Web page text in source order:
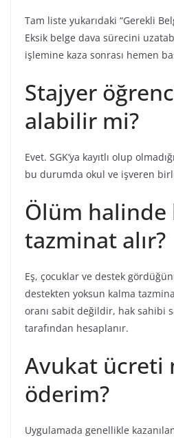
Tam liste yukarıdaki “Gerekli
Eksik belge dava sürecini
işlemine kaza sonrası hemen
Stajyer
alabilir mi?
Evet. SGK’ya kayıtlı olup
bu durumda okul ve işveren
Ölüm
tazminat alır?
Eş, çocuklar ve destek
destekten yoksun kalma
oranı sabit değildir, hak sahibi
tarafından hesaplanır.
Avukat ücreti
öderim?
Uygulamada genellikle